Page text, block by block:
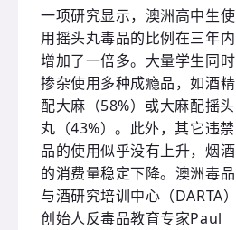
一项研究显示，澳洲高中生使
用摇头丸毒品的比例在三年内
增加了一倍多。大量学生同时
掺杂使用多种成瘾品，如酒精
配大麻（58%）或大麻配摇头
丸（43%）。此外，其它违禁
品的使用似乎没有上升，烟酒
的消费量稳定下降。澳洲毒品
与酒研究培训中心（DARTA）
创始人反毒品教育专家Paul